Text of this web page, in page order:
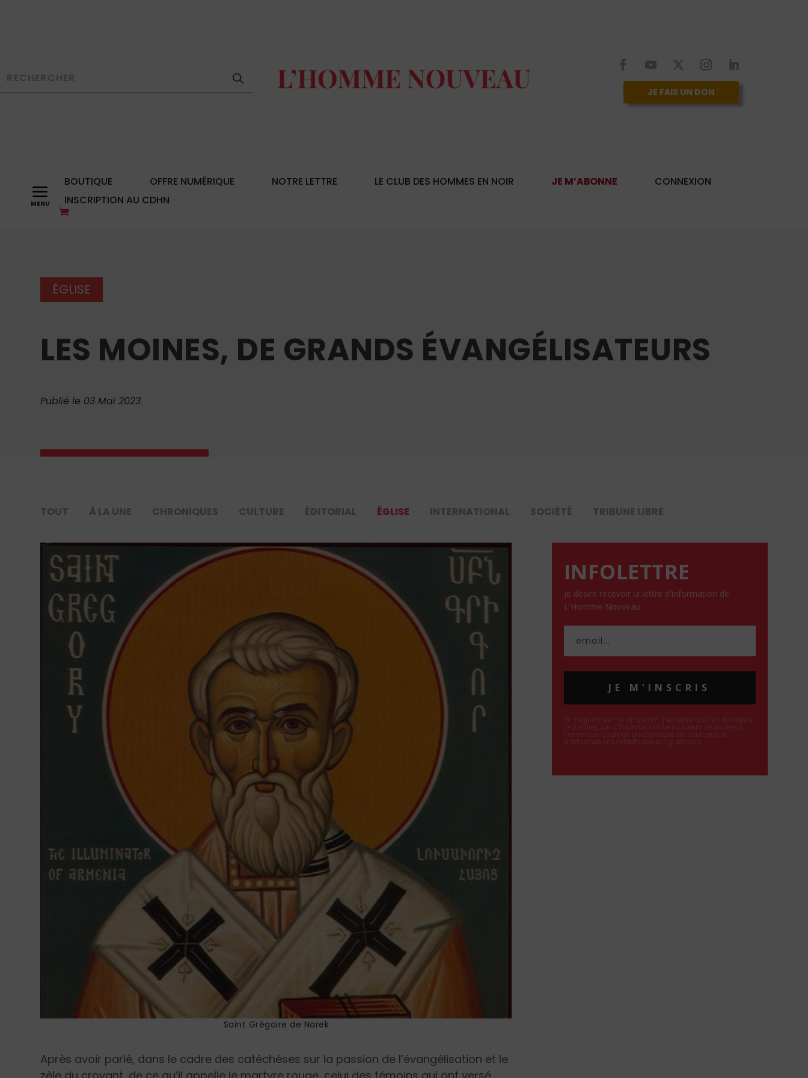
JE FAIS UN DON
a BOUTIQUE OFFRE NUMÉRIQUE NOTRE LETTRE LE CLUB DES HOMMES EN NOIR JE M’ABONNE
CONNEXION
INSCRIPTION AU CDHN
ÉGLISE
LES MOINES, DE GRANDS ÉVANGÉLISATEURS
Publié le 03 Mai 2023
TOUT À LA UNE CHRONIQUES CULTURE ÉDITORIAL ÉGLISE INTERNATIONAL SOCIÉTÉ TRIBUNE LIBRE
Saint Grégoire de Narek
Après avoir parlé, dans le cadre des catéchèses sur la passion de l’évangélisation et le
INFOLETTRE
Je désire recevoir la lettre d'information de
L'Homme Nouveau
JE M'INSCRIS
En cliquant sur "Je m'inscris", j'accepte que les données
recueillies par L'Homme Nouveau soient destinées à
l'envoi par courrier électronique de contenus et
d'informations relatifs aux programmes.